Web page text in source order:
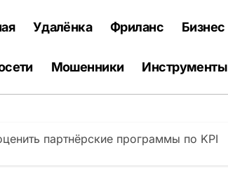
Удалёнка Фриланс Бизнес
Мошенники Инструменты
партнёрские программы по KPI